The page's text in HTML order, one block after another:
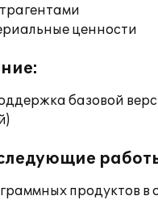
ценности
базовой
продуктов в